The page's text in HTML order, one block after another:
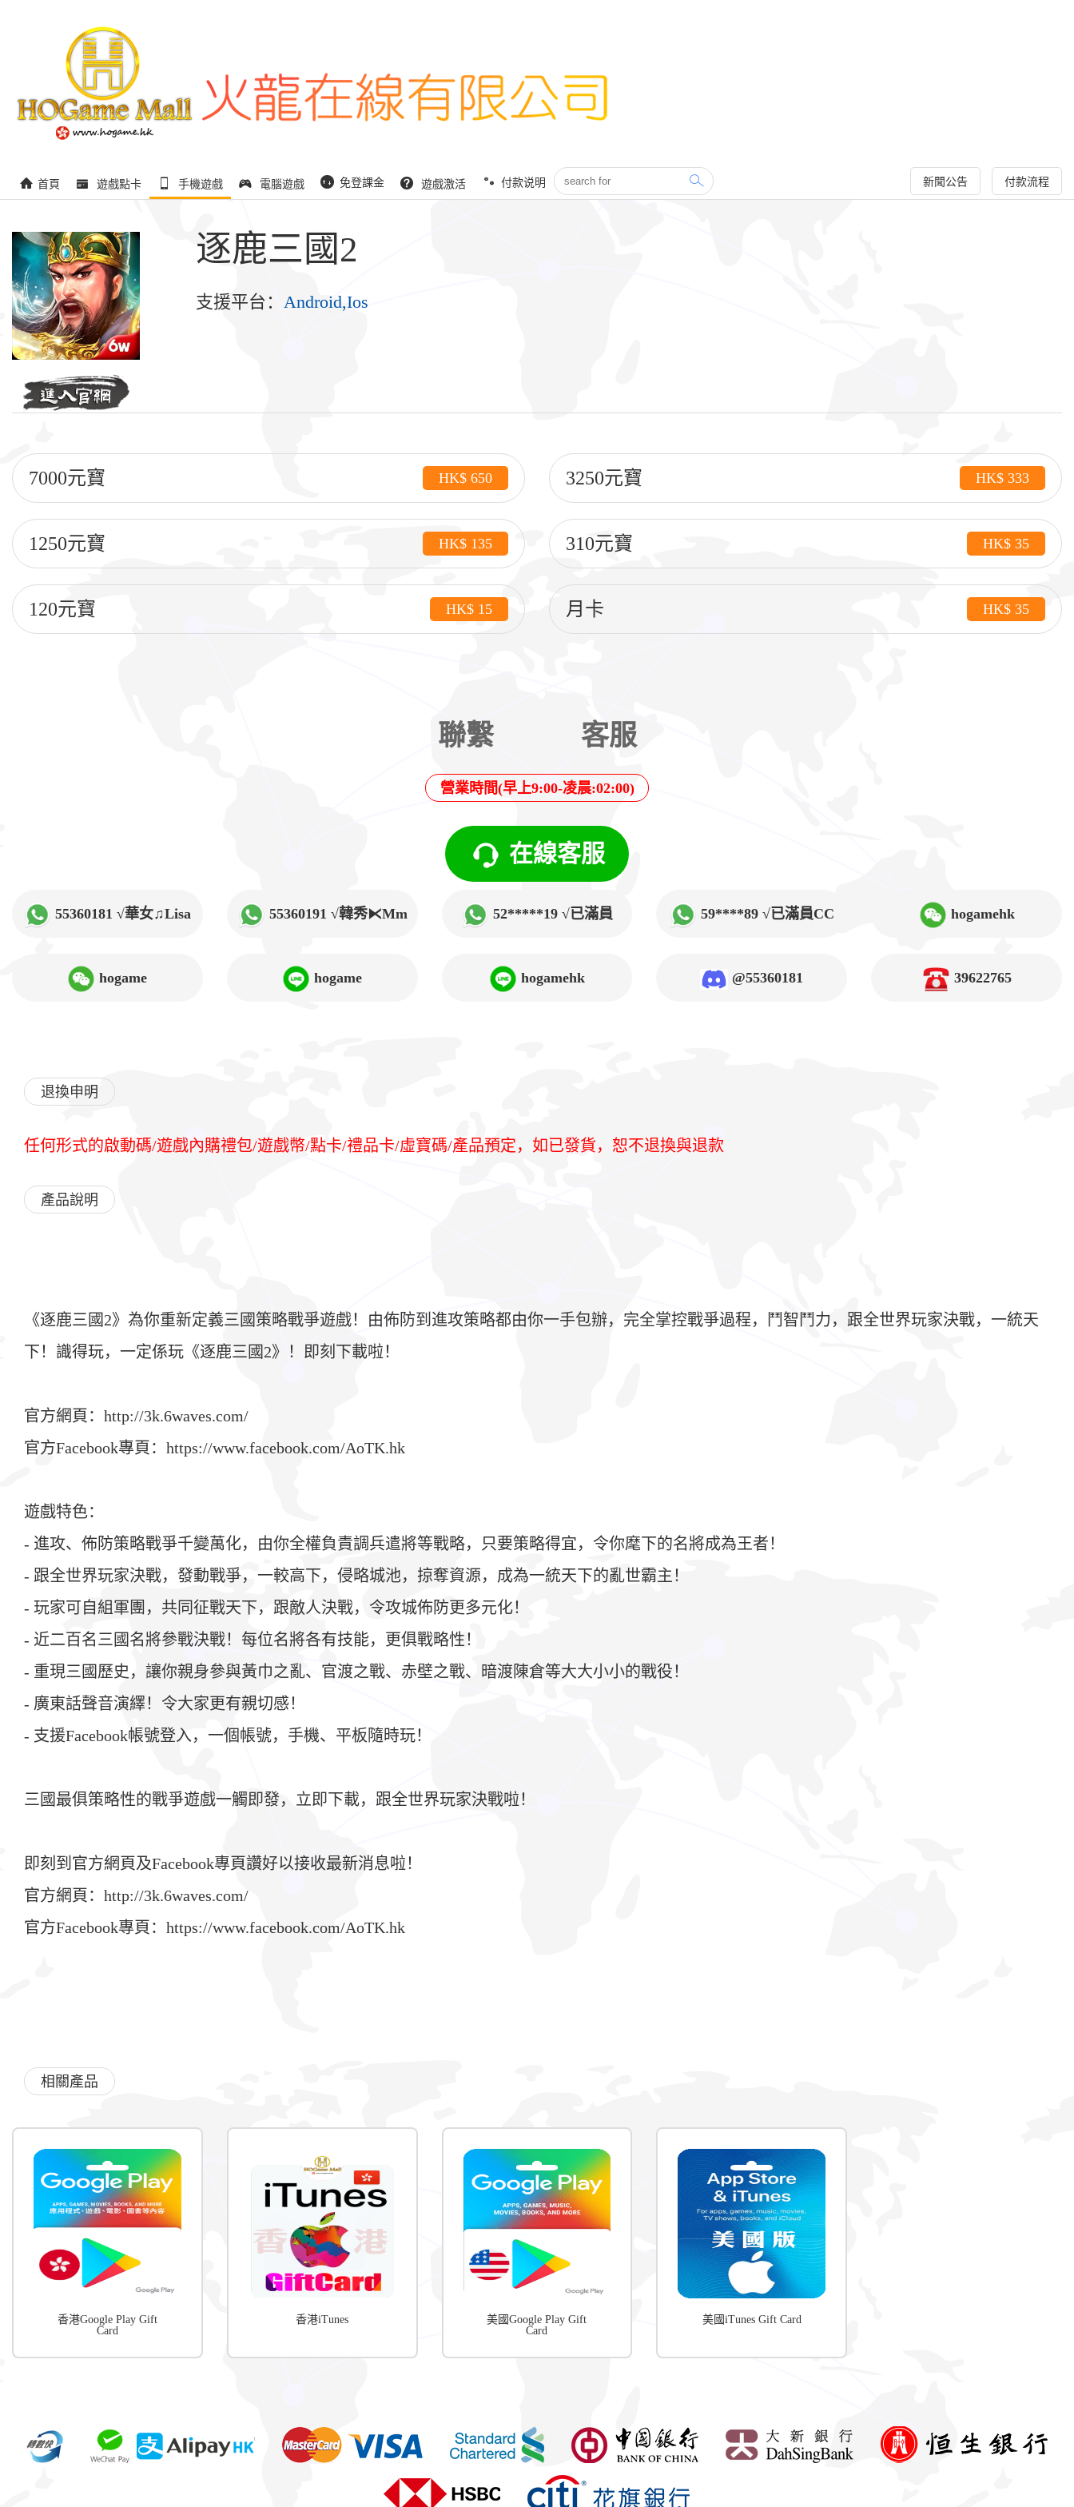
首頁 遊戲點卡 手機遊戲 電腦遊戲 免登課金 遊戲激活 付款说明 新聞公告 付款流程
逐鹿三國2
支援平台： Android,Ios
7000元寶 HK$ 650 3250元寶 HK$ 333
1250元寶 HK$ 135 310元寶 HK$ 35
120元寶 HK$ 15 月卡 HK$ 35
聯繫 客服
營業時間(早上9:00-凌晨:02:00)
在線客服
55360181 √華女♫Lisa 55360191 √韓秀⧔Mm 52*****19 √已滿員 59****89 √已滿員CC hogamehk
hogame hogame hogamehk @55360181 39622765
退換申明
任何形式的啟動碼/遊戲內購禮包/遊戲幣/點卡/禮品卡/虛寶碼/產品預定，如已發貨，恕不退換與退款
產品說明
《逐鹿三國2》為你重新定義三國策略戰爭遊戲！由佈防到進攻策略都由你一手包辦，完全掌控戰爭過程，鬥智鬥力，跟全世界玩家決戰，一統天
下！識得玩，一定係玩《逐鹿三國2》！即刻下載啦！
官方網頁：http://3k.6waves.com/
官方Facebook專頁：https://www.facebook.com/AoTK.hk
遊戲特色：
- 進攻、佈防策略戰爭千變萬化，由你全權負責調兵遣將等戰略，只要策略得宜，令你麾下的名將成為王者！
- 跟全世界玩家決戰，發動戰爭，一較高下，侵略城池，掠奪資源，成為一統天下的亂世霸主！
- 玩家可自組軍團，共同征戰天下，跟敵人決戰，令攻城佈防更多元化！
- 近二百名三國名將參戰決戰！每位名將各有技能，更俱戰略性！
- 重現三國歷史，讓你親身參與黃巾之亂、官渡之戰、赤壁之戰、暗渡陳倉等大大小小的戰役！
- 廣東話聲音演繹！令大家更有親切感！
- 支援Facebook帳號登入，一個帳號，手機、平板隨時玩！
三國最俱策略性的戰爭遊戲一觸即發，立即下載，跟全世界玩家決戰啦！
即刻到官方網頁及Facebook專頁讚好以接收最新消息啦！
官方網頁：http://3k.6waves.com/
官方Facebook專頁：https://www.facebook.com/AoTK.hk
相關產品
香港Google Play Gift
Card
香港iTunes
美國Google Play Gift
Card
美國iTunes Gift Card